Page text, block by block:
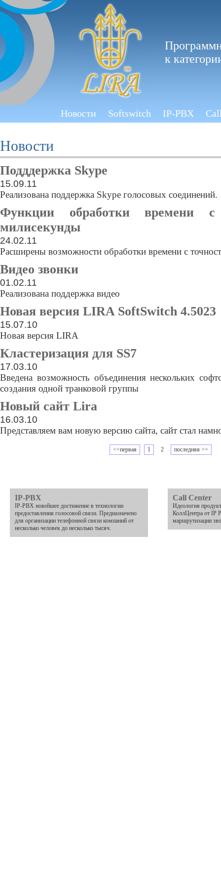
к
Новости Softswitch IP-PBX
Новости
Подддержка Skype
15.09.11
Реализована поддержка Skype голосовых соединений.
Функции обработки времени
милисекунды
24.02.11
Расширены возможности обработки времени с
Видео звонки
01.02.11
Реализована поддержка видео
Новая версия LIRA SoftSwitch 4.5023
15.07.10
Новая версия LIRA
Кластеризация для SS7
17.03.10
Введена возможность объединения нескольких
создания одной транковой группы
Новый сайт Lira
16.03.10
Представляем вам новую версию сайта, сайт стал
<<первая 1 2 последняя >>
IP-PBX
IP-PBX новейшее достижение в технологии
предоставления голосовой связи. Предназначено
для организации телефонной связи компаний от
несколько человек до несколько тысяч.
Call Center
Идеология
КоллЦентра от IP
маршрутизации